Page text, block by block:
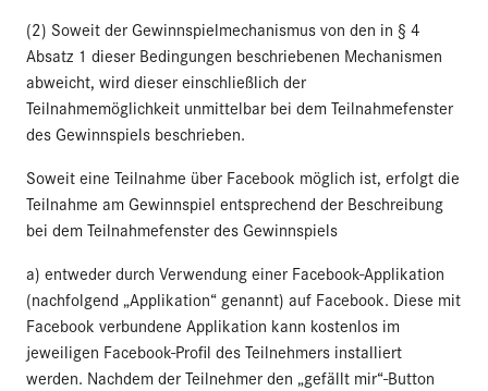
(2) Soweit der Gewinnspielmechanismus von den in § 4
Absatz 1 dieser Bedingungen beschriebenen Mechanismen
abweicht, wird dieser einschließlich der
Teilnahmemöglichkeit unmittelbar bei dem Teilnahmefenster
des Gewinnspiels beschrieben.
Soweit eine Teilnahme über Facebook möglich ist, erfolgt die
Teilnahme am Gewinnspiel entsprechend der Beschreibung
bei dem Teilnahmefenster des Gewinnspiels
a) entweder durch Verwendung einer Facebook-Applikation
(nachfolgend „Applikation“ genannt) auf Facebook. Diese mit
Facebook verbundene Applikation kann kostenlos im
jeweiligen Facebook-Profil des Teilnehmers installiert
werden. Nachdem der Teilnehmer den „gefällt mir“-Button